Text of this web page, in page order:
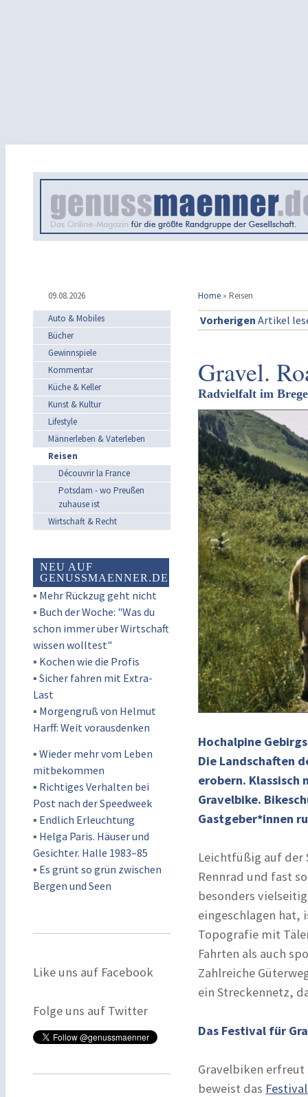
09.08.2026 Home » Reisen
Auto & Mobiles
Bücher
Gewinnspiele
Kommentar
Küche & Keller
Kunst & Kultur
Lifestyle
Männerleben & Vaterleben
Reisen
Découvrir la France
Potsdam - wo Preußen
zuhause ist
Wirtschaft & Recht
NEU AUF
GENUSSMAENNER.DE
▪ Mehr Rückzug geht nicht
▪ Buch der Woche: "Was du
schon immer über Wirtschaft
wissen wolltest"
▪ Kochen wie die Profis
▪ Sicher fahren mit Extra-
Last
▪ Morgengruß von Helmut
Harff: Weit vorausdenken
▪ Wieder mehr vom Leben
mitbekommen
▪ Richtiges Verhalten bei
Post nach der Speedweek
▪ Endlich Erleuchtung
▪ Helga Paris. Häuser und
Gesichter. Halle 1983–85
▪ Es grünt so grün zwischen
Bergen und Seen
Like uns auf Facebook
Folge uns auf Twitter
Vorherigen Artikel
Gravel.
Radvielfalt im
Hochalpine
Die Landschaften
erobern. Klassisch
Gravelbike.
Gastgeber*innen
Leichtfüßig auf der
Rennrad und fast
besonders
eingeschlagen hat,
Topografie mit
Fahrten als auch
Zahlreiche
ein Streckennetz,
Das Festival für
Gravelbiken
beweist das